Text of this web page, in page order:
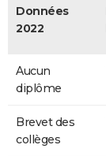
Données
2022
Aucun
diplôme
Brevet des
collèges